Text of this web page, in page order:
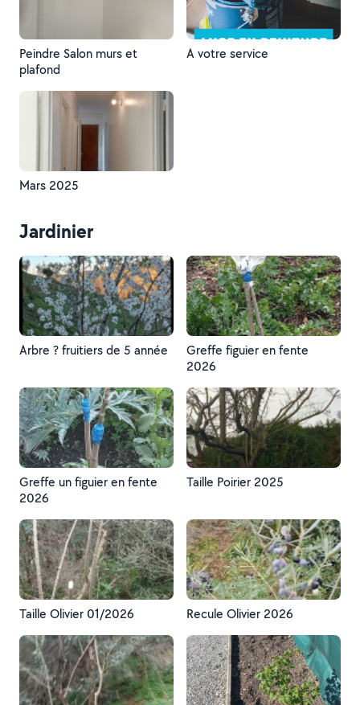
Peindre Salon murs et
plafond
A votre service
Mars 2025
Jardinier
Arbre ? fruitiers de 5 année
Greffe figuier en fente
2026
Greffe un figuier en fente
2026
Taille Poirier 2025
Taille Olivier 01/2026 Recule Olivier 2026